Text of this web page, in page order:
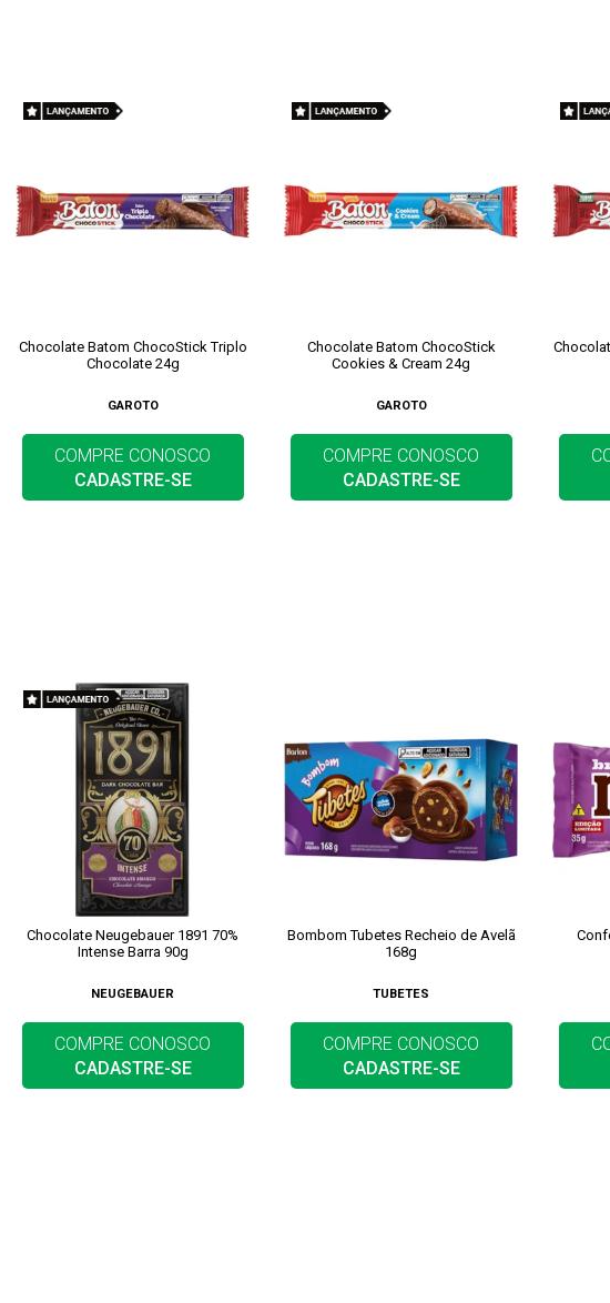
Chocolate Batom ChocoStick Triplo
Chocolate 24g
GAROTO
COMPRE CONOSCO
CADASTRE-SE
Chocolate Batom ChocoStick
Cookies & Cream 24g
GAROTO
COMPRE CONOSCO
CADASTRE-SE
Chocolate Neugebauer 1891 70%
Intense Barra 90g
NEUGEBAUER
COMPRE CONOSCO
CADASTRE-SE
Bombom Tubetes Recheio de Avelã
168g
TUBETES
COMPRE CONOSCO
CADASTRE-SE